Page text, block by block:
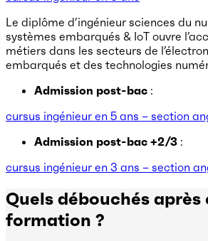
Le diplôme d’ingénieur sciences du
systèmes embarqués & IoT ouvre
métiers dans les secteurs de
embarqués et des technologies
Admission post-bac :
cursus ingénieur en 5 ans – section
Admission post-bac +2/3 :
cursus ingénieur en 3 ans – section
Quels débouchés après
formation ?